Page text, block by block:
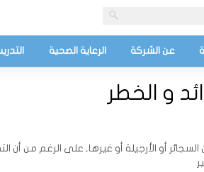
عن الشركة الرعاية الصحية
و الخطر
أو الأرجيلة أو غيرها, على الرغم من أن